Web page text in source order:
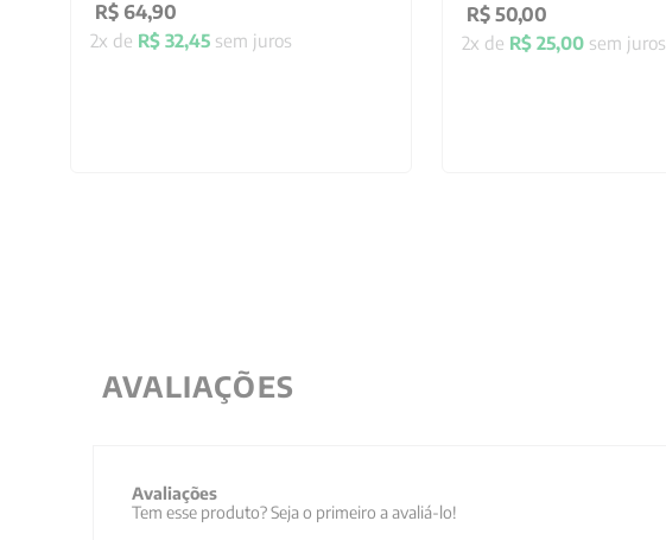
R$ 64,90
2x de R$ 32,45sem juros
R$ 50,00
2x de R$ 25,00sem juros
AVALIAÇÕES
Avaliações
Tem esse produto? Seja o primeiro a avaliá-lo!